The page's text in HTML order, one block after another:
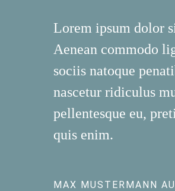
Lorem ipsum dolor
Aenean commodo
sociis natoque
nascetur ridiculus
pellentesque eu,
quis enim.
MAX MUSTERMANN